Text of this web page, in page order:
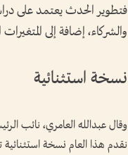
فتطوير الحدث يعتمد على
والشركاء، إضافة إلى
نسخة استثنائية
وقال عبدالله العامري، نائب